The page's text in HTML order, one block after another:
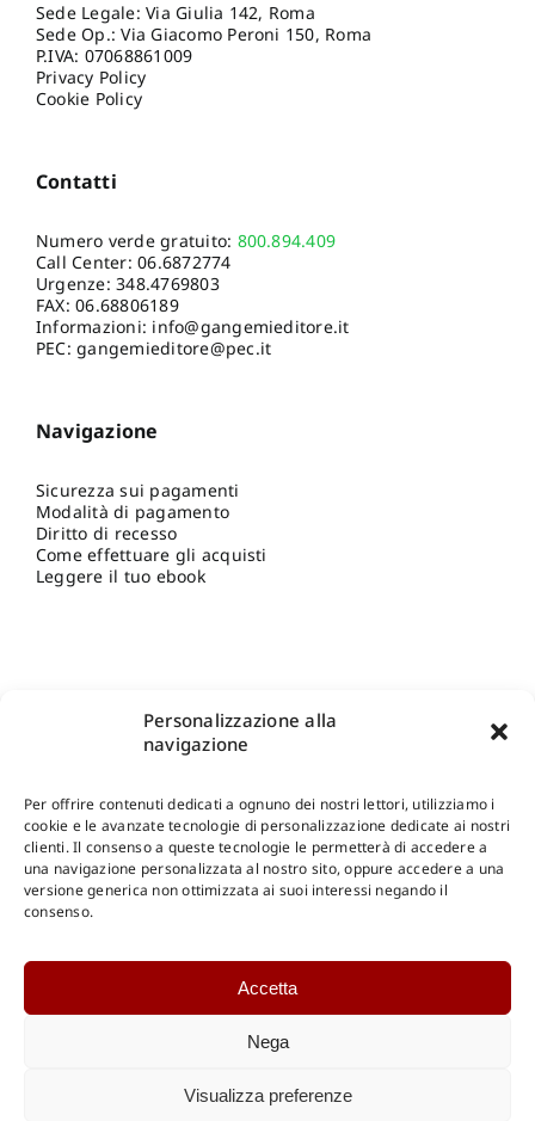
Personalizzazione alla
navigazione
Per offrire contenuti dedicati a ognuno dei nostri lettori, utilizziamo i
cookie e le avanzate tecnologie di personalizzazione dedicate ai nostri
clienti. Il consenso a queste tecnologie le permetterà di accedere a
una navigazione personalizzata al nostro sito, oppure accedere a una
versione generica non ottimizzata ai suoi interessi negando il
consenso.
Accetta
Nega
Visualizza preferenze
Sede Legale: Via Giulia 142, Roma
Sede Op.: Via Giacomo Peroni 150, Roma
P.IVA: 07068861009
Privacy Policy
Cookie Policy
Contatti
Numero verde gratuito: 800.894.409
Call Center:06.6872774
Urgenze:348.4769803
FAX: 06.68806189
Informazioni: info@gangemieditore.it
PEC: gangemieditore@pec.it
Navigazione
Sicurezza sui pagamenti
Modalità di pagamento
Diritto di recesso
Come effettuare gli acquisti
Leggere il tuo ebook
Shop Gangemi Editore-Pagamenti Sicuri e anche Rateali
Catalogo Online
Catalogo Internazionale
DOWNLOAD
Catalogo Internazionale